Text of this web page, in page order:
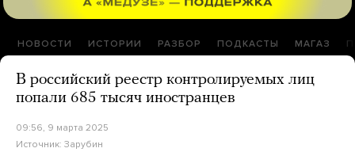
НОВОСТИ ИСТОРИИ РАЗБОР ПОДКАСТЫ МАГАЗ
В российский реестр контролируемых лиц
попали 685 тысяч иностранцев
09:56, 9 марта 2025
Источник: Зарубин